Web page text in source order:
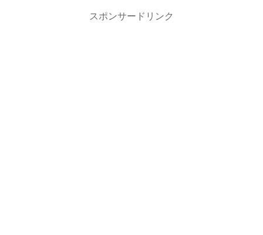
スポンサードリンク